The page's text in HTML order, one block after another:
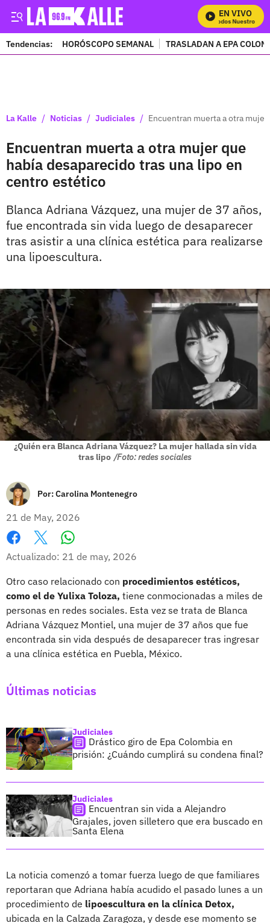
EN VIVO
Mira Todos Nuestros
Tendencias: HORÓSCOPO SEMANAL TRASLADAN A EPA
La Kalle / Noticias / Judiciales / Encuentran muerta a otra
Encuentran muerta a otra mujer que
había desaparecido tras una lipo en
centro estético
Blanca Adriana Vázquez, una mujer de 37 años,
fue encontrada sin vida luego de desaparecer
tras asistir a una clínica estética para realizarse
una lipoescultura.
¿Quién era Blanca Adriana Vázquez? La mujer hallada sin vida
tras lipo /Foto: redes sociales
Por:Carolina Montenegro
21 de May, 2026
Facebook
X
Actualizado: 21 de may, 2026
Otro caso relacionado con procedimientos estéticos,
como el de Yulixa Toloza, tiene conmocionadas a miles de
personas en redes sociales. Esta vez se trata de Blanca
Adriana Vázquez Montiel, una mujer de 37 años que fue
encontrada sin vida después de desaparecer tras ingresar
a una clínica estética en Puebla, México.
Últimas noticias
Judiciales
Drástico giro de Epa Colombia en
prisión: ¿Cuándo cumplirá su condena final?
Judiciales
Encuentran sin vida a Alejandro
Grajales, joven silletero que era buscado en
Santa Elena
La noticia comenzó a tomar fuerza luego de que familiares
reportaran que Adriana había acudido el pasado lunes a un
procedimiento de lipoescultura en la clínica Detox,
ubicada en la Calzada Zaragoza, y desde ese momento se